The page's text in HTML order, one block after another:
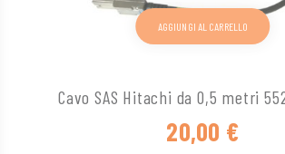
Cavo SAS Hitachi da 0,5 metri
20,00 €
AGGIUNGI AL CARRELLO